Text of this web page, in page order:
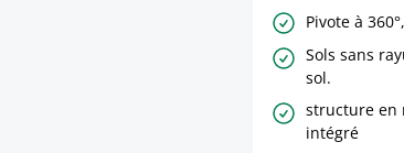
Pivote à
Sols sans
sol.
structure en
intégré